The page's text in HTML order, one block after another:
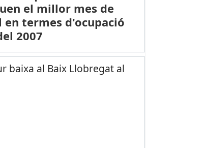
el millor mes de
termes d'ocupació
2007